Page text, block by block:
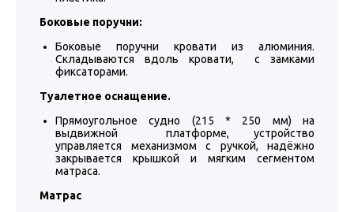
Боковые поручни:
Боковые поручни кровати из алюминия.
Складываются вдоль кровати, с замками
фиксаторами.
Туалетное оснащение.
Прямоугольное судно (215 * 250 мм) на
выдвижной платформе, устройство
управляется механизмом с ручкой, надёжно
закрывается крышкой и мягким сегментом
матраса.
Матрас